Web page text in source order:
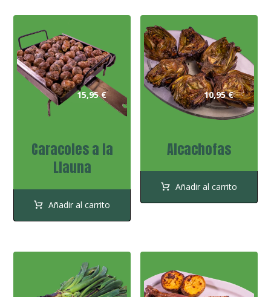
Caracoles a la
Llauna
15,95€
Añadir al carrito
Alcachofas
10,95€
Añadir al carrito